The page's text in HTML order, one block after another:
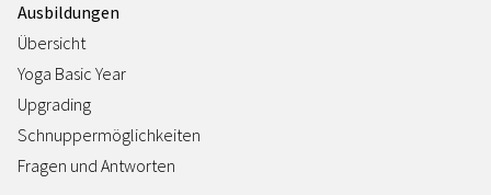
Ausbildungen
Übersicht
Yoga Basic Year
Upgrading
Schnuppermöglichkeiten
Fragen und Antworten